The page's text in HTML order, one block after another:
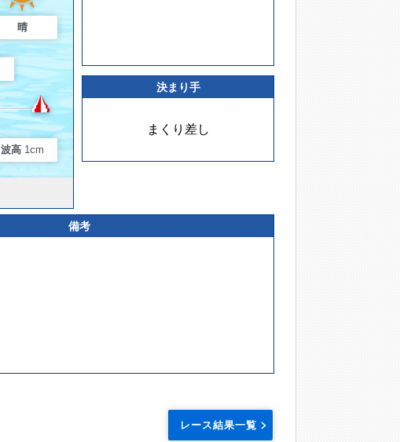
晴
波高 1cm
決まり手
まくり差し
備考
レース結果一覧